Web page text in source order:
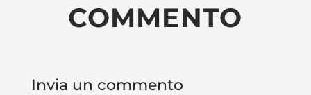
COMMENTO
Invia un commento